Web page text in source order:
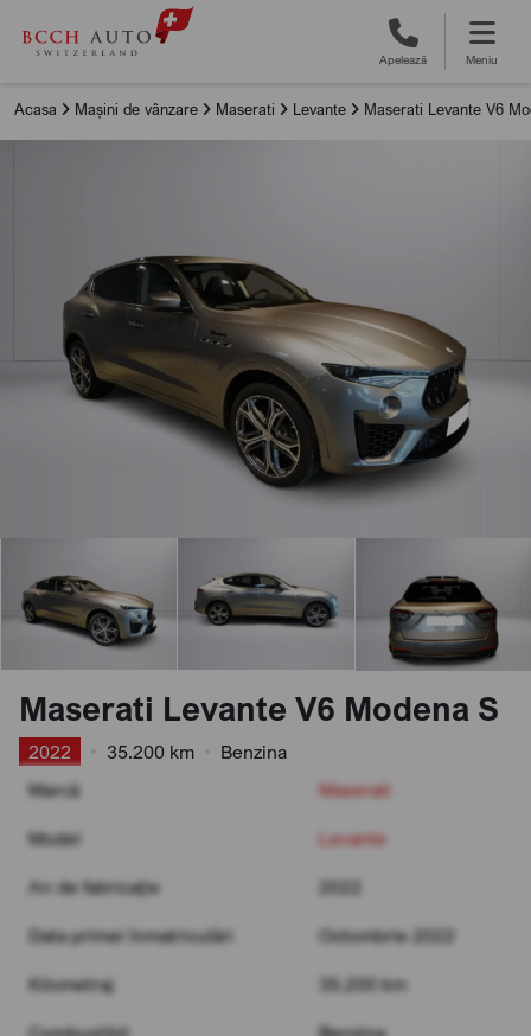
Apelează Meniu
Acasa Mașini de vânzare Maserati Levante Maserati Levante V6
Maserati Levante V6 Modena S
2022 35.200 km
Benzina
Marcă
Maserati
Model Levante
An de fabricație 2022
Data primei înmatriculări Octombrie 2022
Kilometraj 35.200 km